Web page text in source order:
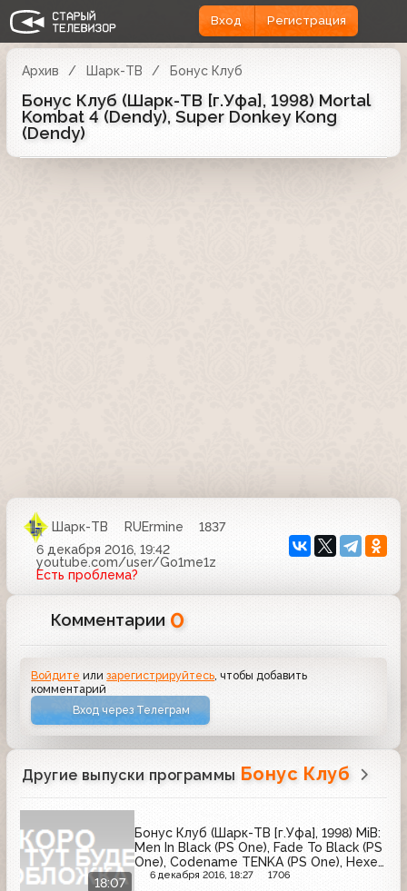
Вход Регистрация
Архив Шарк-ТВ Бонус Клуб
Бонус Клуб (Шарк-ТВ [г.Уфа], 1998) Mortal
Kombat 4 (Dendy), Super Donkey Kong
(Dendy)
Шарк-ТВ RUErmine
1837
6 декабря 2016, 19:42
youtube.com/user/Go1me1z
Есть проблема?
Комментарии 0
Войдите илизарегистрируйтесь , чтобы добавить
комментарий
Вход через Телеграм
Другие выпуски программы Бонус Клуб
18:07
Бонус Клуб (Шарк-ТВ [г.Уфа], 1998) MiB:
Men In Black (PS One), Fade To Black (PS
One), Codename TENKA (PS One), Hexen
(PS One), Auto Destruct (PS One)
6 декабря 2016, 18:27 1706